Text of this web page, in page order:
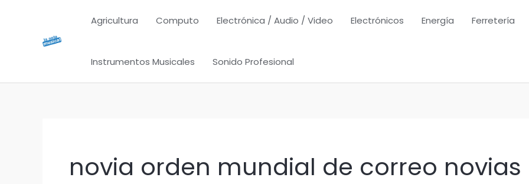
contenido
Agricultura Computo Electrónica / Audio / Video Electrónicos Energía Ferretería
Instrumentos Musicales Sonido Profesional
novia orden mundial de correo novias